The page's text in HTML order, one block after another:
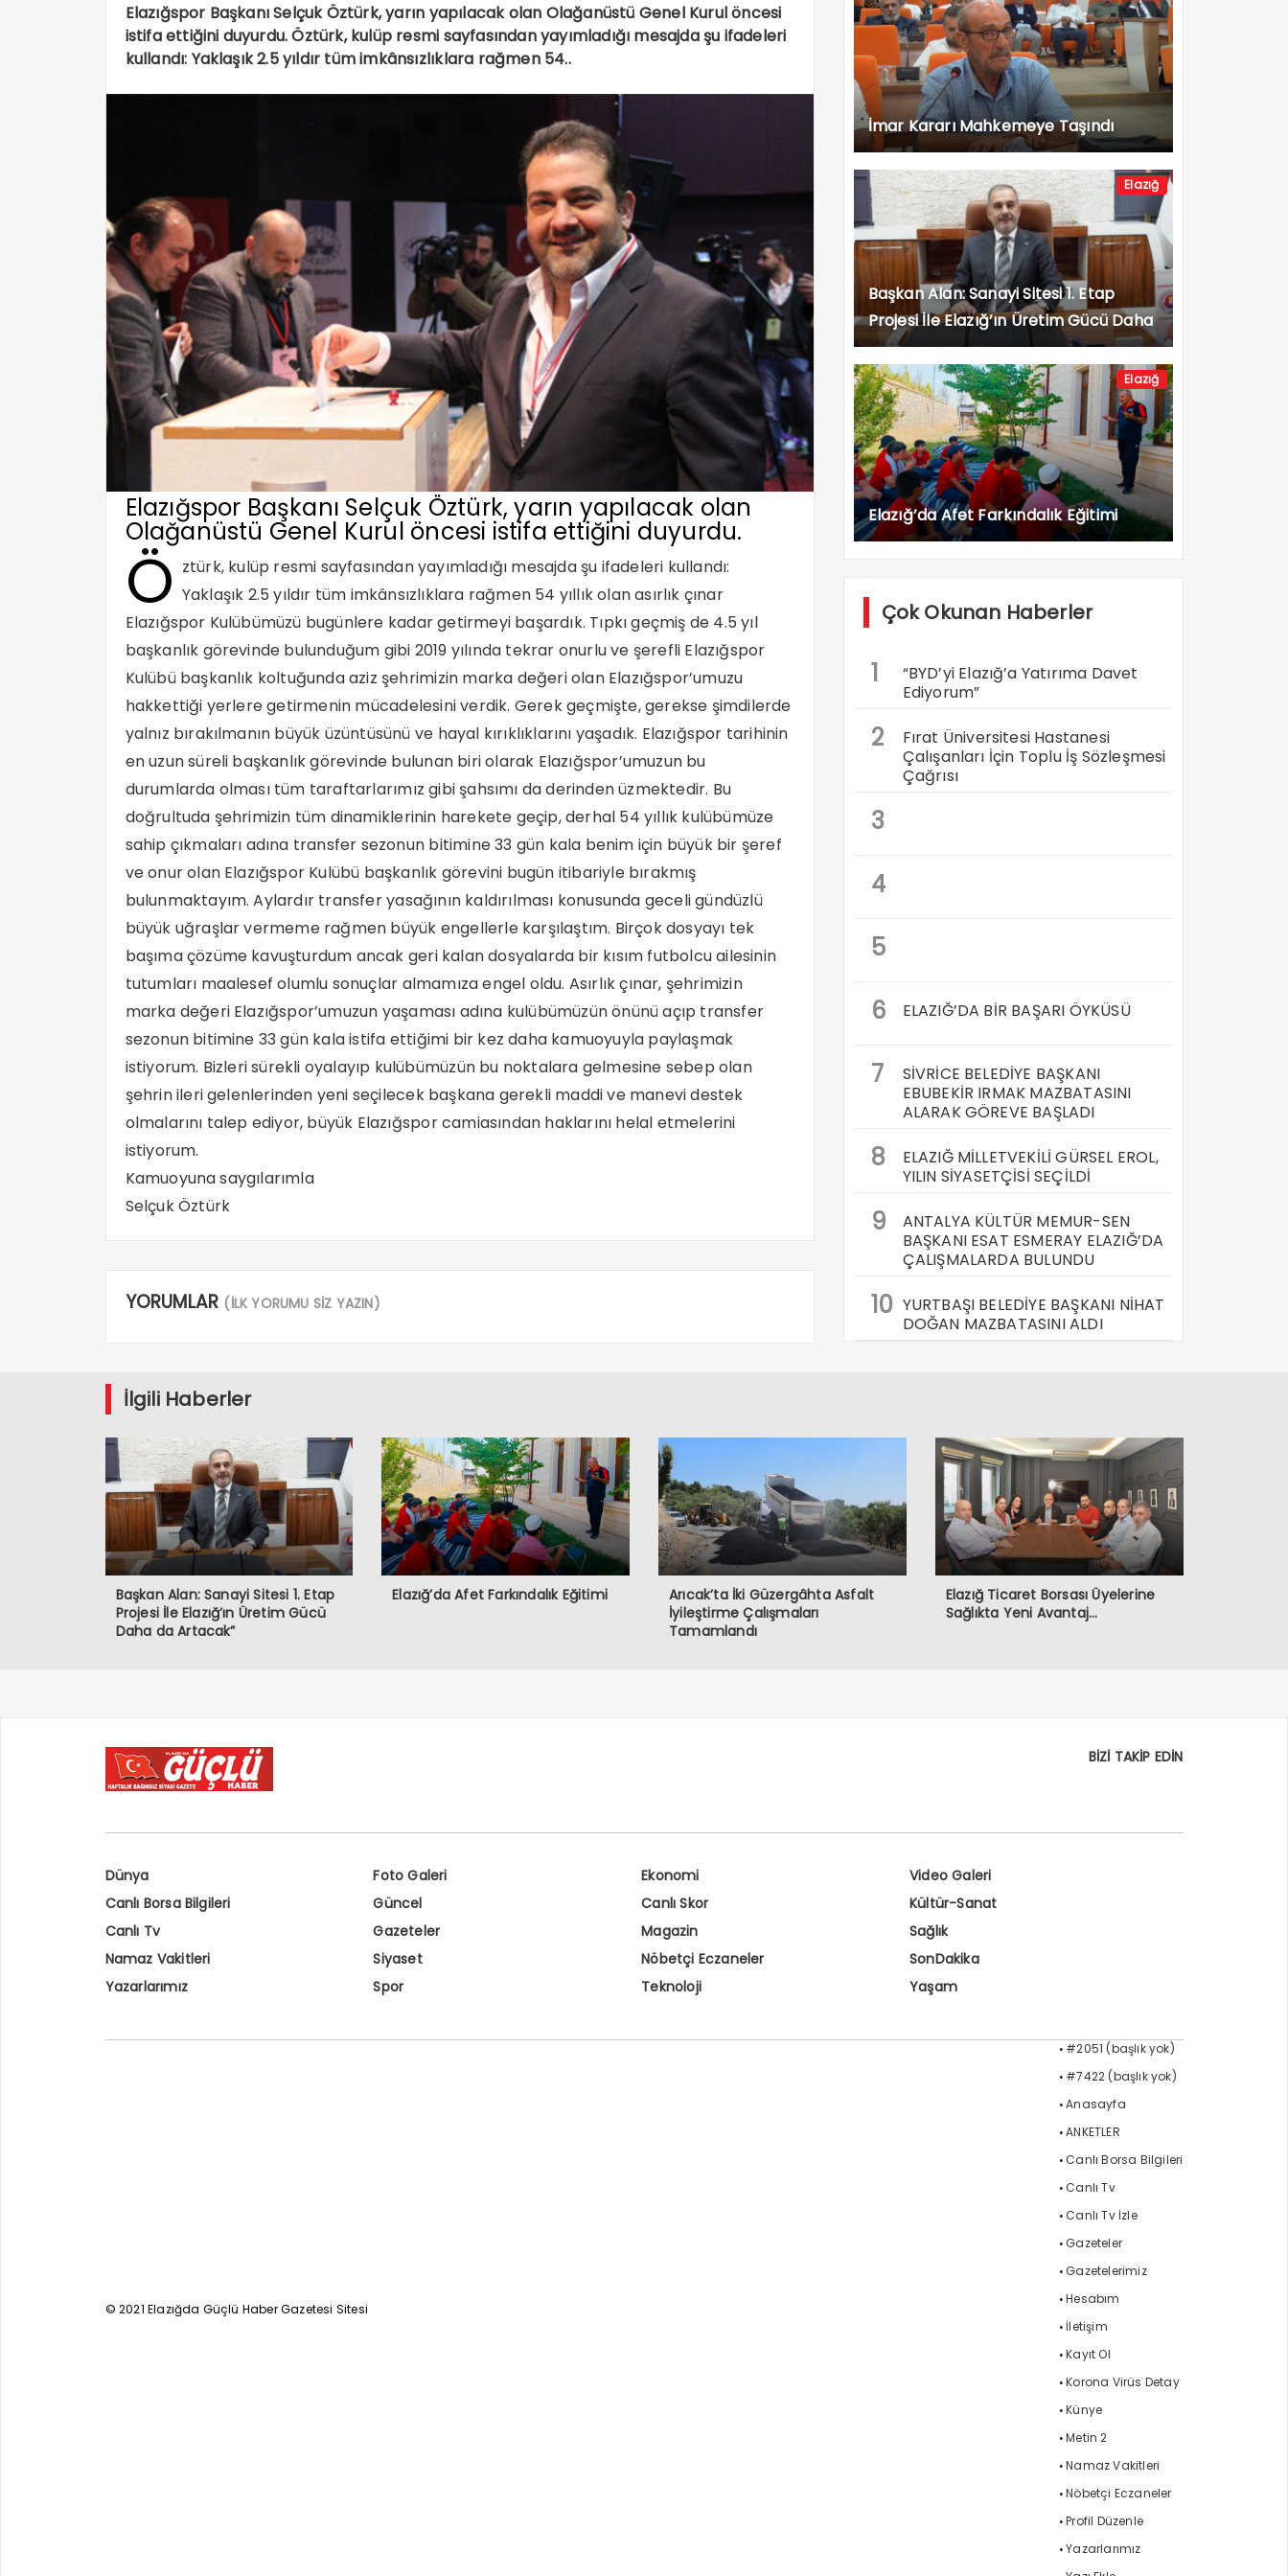
Elazığspor Başkanı Selçuk Öztürk, yarın yapılacak olan Olağanüstü Genel Kurul öncesi
istifa ettiğini duyurdu. Öztürk, kulüp resmi sayfasından yayımladığı mesajda şu ifadeleri
kullandı: Yaklaşık 2.5 yıldır tüm imkânsızlıklara rağmen 54..
Elazığspor Başkanı Selçuk Öztürk, yarın yapılacak olan
Olağanüstü Genel Kurul öncesi istifa ettiğini duyurdu.
Ö ztürk, kulüp resmi sayfasından yayımladığı mesajda şu ifadeleri kullandı:
Yaklaşık 2.5 yıldır tüm imkânsızlıklara rağmen 54 yıllık olan asırlık çınar
Elazığspor Kulübümüzü bugünlere kadar getirmeyi başardık. Tıpkı geçmiş de 4.5 yıl
başkanlık görevinde bulunduğum gibi 2019 yılında tekrar onurlu ve şerefli Elazığspor
Kulübü başkanlık koltuğunda aziz şehrimizin marka değeri olan Elazığspor’umuzu
hakkettiği yerlere getirmenin mücadelesini verdik. Gerek geçmişte, gerekse şimdilerde
yalnız bırakılmanın büyük üzüntüsünü ve hayal kırıklıklarını yaşadık. Elazığspor tarihinin
en uzun süreli başkanlık görevinde bulunan biri olarak Elazığspor’umuzun bu
durumlarda olması tüm taraftarlarımız gibi şahsımı da derinden üzmektedir. Bu
doğrultuda şehrimizin tüm dinamiklerinin harekete geçip, derhal 54 yıllık kulübümüze
sahip çıkmaları adına transfer sezonun bitimine 33 gün kala benim için büyük bir şeref
ve onur olan Elazığspor Kulübü başkanlık görevini bugün itibariyle bırakmış
bulunmaktayım. Aylardır transfer yasağının kaldırılması konusunda geceli gündüzlü
büyük uğraşlar vermeme rağmen büyük engellerle karşılaştım. Birçok dosyayı tek
başıma çözüme kavuşturdum ancak geri kalan dosyalarda bir kısım futbolcu ailesinin
tutumları maalesef olumlu sonuçlar almamıza engel oldu. Asırlık çınar, şehrimizin
marka değeri Elazığspor’umuzun yaşaması adına kulübümüzün önünü açıp transfer
sezonun bitimine 33 gün kala istifa ettiğimi bir kez daha kamuoyuyla paylaşmak
istiyorum. Bizleri sürekli oyalayıp kulübümüzün bu noktalara gelmesine sebep olan
şehrin ileri gelenlerinden yeni seçilecek başkana gerekli maddi ve manevi destek
olmalarını talep ediyor, büyük Elazığspor camiasından haklarını helal etmelerini
istiyorum.
Kamuoyuna saygılarımla
Selçuk Öztürk
YORUMLAR (İLK YORUMU SİZ YAZIN)
İmar Kararı Mahkemeye Taşındı
Elazığ
Başkan Alan: Sanayi Sitesi 1. Etap
Projesi İle Elazığ’ın Üretim Gücü Daha
da Artacak”
Elazığ
Elazığ’da Afet Farkındalık Eğitimi
Çok Okunan Haberler
1
“BYD’yi Elazığ’a Yatırıma Davet
Ediyorum”
2
Fırat Üniversitesi Hastanesi
Çalışanları İçin Toplu İş Sözleşmesi
Çağrısı
3
4
5
6
ELAZIĞ’DA BİR BAŞARI ÖYKÜSÜ
7
SİVRİCE BELEDİYE BAŞKANI
EBUBEKİR IRMAK MAZBATASINI
ALARAK GÖREVE BAŞLADI
8
ELAZIĞ MİLLETVEKİLİ GÜRSEL EROL,
YILIN SİYASETÇİSİ SEÇİLDİ
9
ANTALYA KÜLTÜR MEMUR-SEN
BAŞKANI ESAT ESMERAY ELAZIĞ’DA
ÇALIŞMALARDA BULUNDU
10 YURTBAŞI BELEDİYE BAŞKANI NİHAT
DOĞAN MAZBATASINI ALDI
İlgili Haberler
Başkan Alan: Sanayi Sitesi 1. Etap
Projesi İle Elazığ’ın Üretim Gücü
Daha da Artacak”
Elazığ’da Afet Farkındalık Eğitimi
Arıcak’ta İki Güzergâhta Asfalt
İyileştirme Çalışmaları
Tamamlandı
Elazığ Ticaret Borsası Üyelerine
Sağlıkta Yeni Avantaj…
BİZİ TAKİP EDİN
Dünya Foto Galeri Ekonomi
Video Galeri
Canlı Borsa Bilgileri
Güncel Canlı Skor
Kültür-Sanat
Canlı Tv
Gazeteler Magazin
Sağlık
Namaz Vakitleri
Siyaset Nöbetçi Eczaneler
SonDakika
Yazarlarımız
Spor Teknoloji Yaşam
© 2021 Elazığda Güçlü Haber Gazetesi Sitesi
#2051 (başlık yok)
#7422 (başlık yok)
Anasayfa
ANKETLER
Canlı Borsa Bilgileri
Canlı Tv
Canlı Tv İzle
Gazeteler
Gazetelerimiz
Hesabım
İletişim
Kayıt Ol
Korona Virüs Detay
Künye
Metin 2
Namaz Vakitleri
Nöbetçi Eczaneler
Profil Düzenle
Yazarlarımız